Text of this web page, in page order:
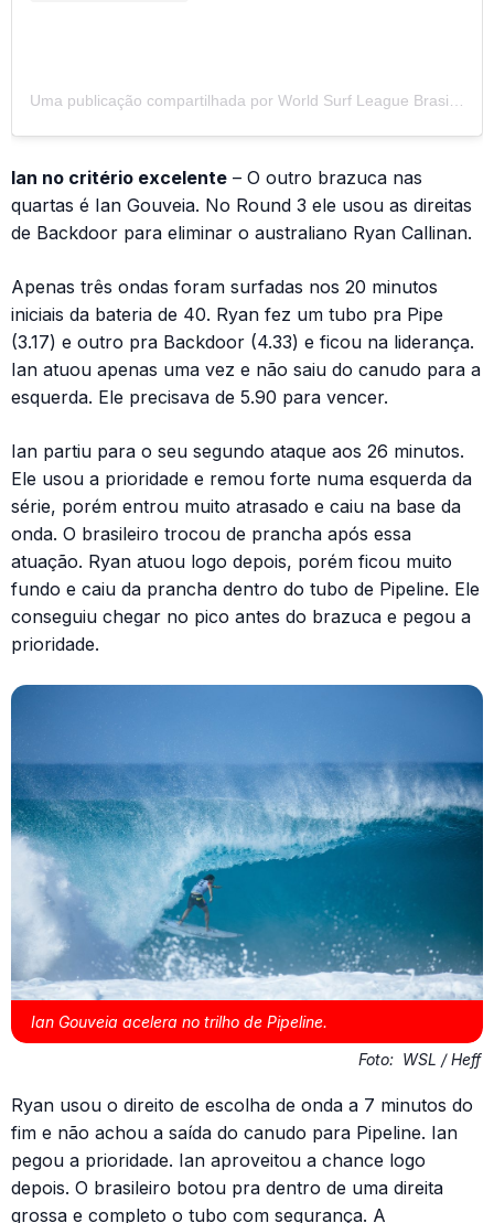
Ian no critério excelente – O outro brazuca nas
quartas é Ian Gouveia. No Round 3 ele usou as direitas
de Backdoor para eliminar o australiano Ryan Callinan.
Apenas três ondas foram surfadas nos 20 minutos
iniciais da bateria de 40. Ryan fez um tubo pra Pipe
(3.17) e outro pra Backdoor (4.33) e ficou na liderança.
Ian atuou apenas uma vez e não saiu do canudo para a
esquerda. Ele precisava de 5.90 para vencer.
Ian partiu para o seu segundo ataque aos 26 minutos.
Ele usou a prioridade e remou forte numa esquerda da
série, porém entrou muito atrasado e caiu na base da
onda. O brasileiro trocou de prancha após essa
atuação. Ryan atuou logo depois, porém ficou muito
fundo e caiu da prancha dentro do tubo de Pipeline. Ele
conseguiu chegar no pico antes do brazuca e pegou a
prioridade.
Ian Gouveia acelera no trilho de Pipeline.
Foto: WSL / Heff
Ryan usou o direito de escolha de onda a 7 minutos do
fim e não achou a saída do canudo para Pipeline. Ian
pegou a prioridade. Ian aproveitou a chance logo
depois. O brasileiro botou pra dentro de uma direita
grossa e completo o tubo com segurança. A